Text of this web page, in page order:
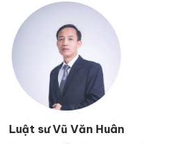
Vũ Văn Huân